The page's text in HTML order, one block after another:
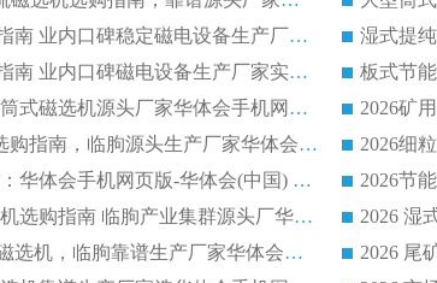
全磁高吸附深度永磁滚筒选购指南 业内口碑稳定磁电设备生产厂家详细推荐
高回收率湿式选矿磁选机选购指南 业内口碑磁电设备生产厂家实力解析
2026 钛矿选矿优选：湿式永磁筒式磁选机源头厂家华体会手机网页版-华体会(中国) 综合解析
2026 半磁耐磨 RCT 永磁滚筒选购指南，临朐源头生产厂家华体会手机网页版-华体会(中国) 实测分享
2026 石英砂提纯设备选购指南：华体会手机网页版-华体会(中国) 提纯磁选机厂家综合解读
2026 耐磨低耗半逆流河沙磁选机选购指南 临朐产业集群源头厂华体会手机网页版-华体会(中国) 详细解析
2026客户推荐钛铁矿强磁辊式磁选机，临朐靠谱生产厂家华体会手机网页版-华体会(中国) 详解
2026 尾